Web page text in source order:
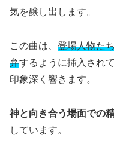
気を醸し出します。
この曲は、 登場人物た
弁するように挿入され
印象深く響きます。
神と向き合う場面での
しています。